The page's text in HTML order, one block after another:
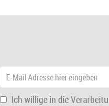
Ich willige in die